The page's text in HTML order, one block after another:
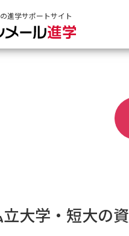
進学サポートサイト
大学・短大の